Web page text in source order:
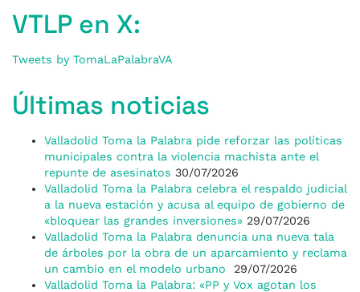
VTLP en X:
Tweets by TomaLaPalabraVA
Últimas noticias
Valladolid Toma la Palabra pide reforzar las políticas
municipales contra la violencia machista ante el
repunte de asesinatos 30/07/2026
Valladolid Toma la Palabra celebra el respaldo judicial
a la nueva estación y acusa al equipo de gobierno de
«bloquear las grandes inversiones» 29/07/2026
Valladolid Toma la Palabra denuncia una nueva tala
de árboles por la obra de un aparcamiento y reclama
un cambio en el modelo urbano
29/07/2026
Valladolid Toma la Palabra: «PP y Vox agotan los